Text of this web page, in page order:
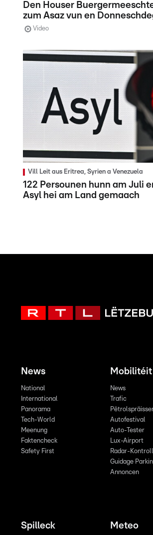
Den Houser
zum Asaz vun en
Video
Vill Leit aus Eritrea, Syrien a Venezuela
122 Persounen hunn am Juli
Asyl hei am Land gemaach
News
National
International
Panorama
Tech-World
Meenung
Faktencheck
Safety First
Mobilitéit
News
Trafic
Autofestival
Auto-Tester
Lux-Airport
Radar-
Guidage
Annoncen
Spilleck Meteo